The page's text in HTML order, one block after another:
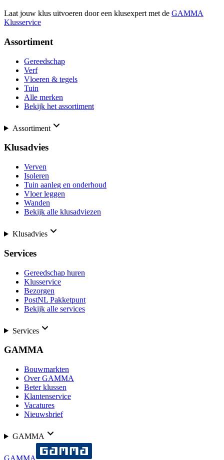
Laat jouw klus uitvoeren door een klusexpert met de GAMMA
Klusservice
Assortiment
Gereedschap
Verf
Vloeren & tegels
Tuin
Alle merken
Bekijk het assortiment
Assortiment
Klusadvies
Verven
Isoleren
Tuin aanleg en onderhoud
Vloer leggen
Wanden
Bekijk alle klusadviezen
Klusadvies
Services
Gereedschap huren
Klusservice
Bezorgen
PostNL Pakketpunt
Bekijk alle services
Services
GAMMA
Bouwmarkten
Over GAMMA
Beter klussen
Klantenservice
Vacatures
Nieuwsbrief
GAMMA
GAMMA